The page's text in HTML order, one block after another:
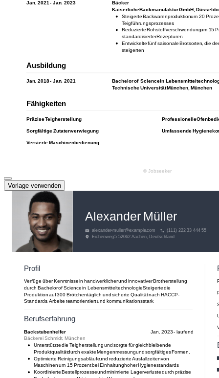
Vorlage verwenden